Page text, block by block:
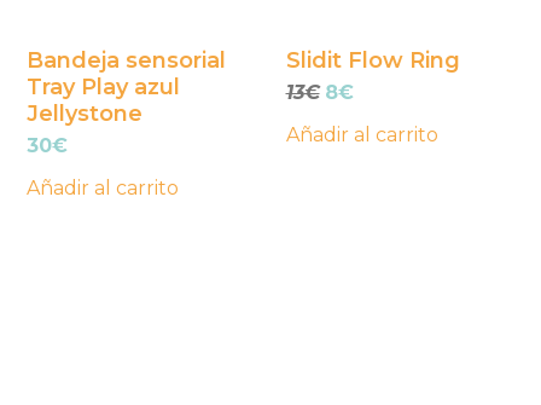
Bandeja sensorial
Tray Play azul
Jellystone
30€
Añadir al carrito
Slidit Flow Ring
13€ El
original
8€El
actual
Añadir al carrito